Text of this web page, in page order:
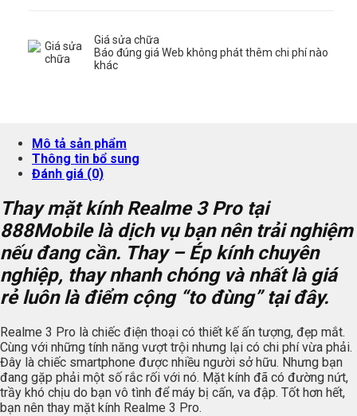
Giá sửa chữa
Báo đúng giá Web không phát thêm chi phí nào
khác
Mô tả sản phẩm
Thông tin bổ sung
Đánh giá (0)
Thay mặt kính Realme 3 Pro tại
888Mobile là dịch vụ bạn nên trải nghiệm
nếu đang cần. Thay – Ép kính chuyên
nghiệp, thay nhanh chóng và nhất là giá
rẻ luôn là điểm cộng “to đùng” tại đây.
Realme 3 Pro là chiếc điện thoại có thiết kế ấn tượng, đẹp mắt.
Cùng với những tính năng vượt trội nhưng lại có chi phí vừa phải.
Đây là chiếc smartphone được nhiều người sở hữu. Nhưng bạn
đang gặp phải một số rắc rối với nó. Mặt kính đã có đường nứt,
trầy khó chịu do bạn vô tình để máy bị cấn, va đập. Tốt hơn hết,
bạn nên thay mặt kính Realme 3 Pro.